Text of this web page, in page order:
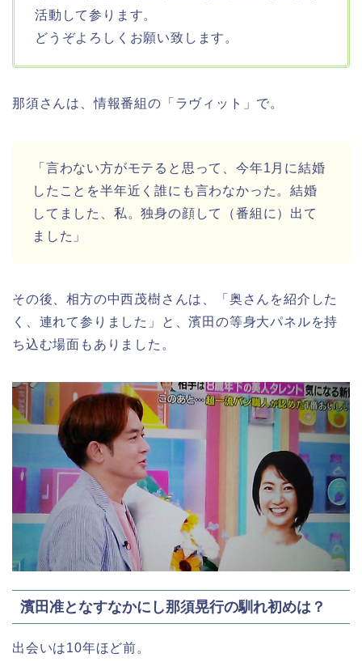
活動して参ります。
どうぞよろしくお願い致します。
那須さんは、情報番組の「ラヴィット」で。
「言わない方がモテると思って、今年1月に結婚
したことを半年近く誰にも言わなかった。結婚
してました、私。独身の顔して（番組に）出て
ました」
その後、相方の中西茂樹さんは、「奥さんを紹介した
く、連れて参りました」と、濱田の等身大パネルを持
ち込む場面もありました。
濱田准となすなかにし那須晃行の馴れ初めは？
出会いは10年ほど前。